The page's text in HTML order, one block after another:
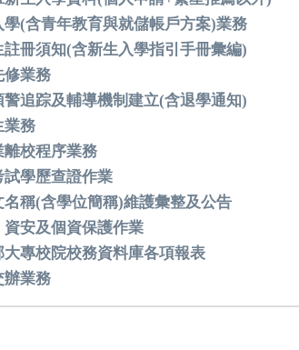
學(含青年教育與就儲帳戶方案)業務
註冊須知(含新生入學指引手冊彙編)
修業務
警追踪及輔導機制建立(含退學通知)
業務
離校程序業務
試學歷查證作業
名稱(含學位簡稱)維護彙整及公告
資安及個資保護作業
大專校院校務資料庫各項報表
辦業務